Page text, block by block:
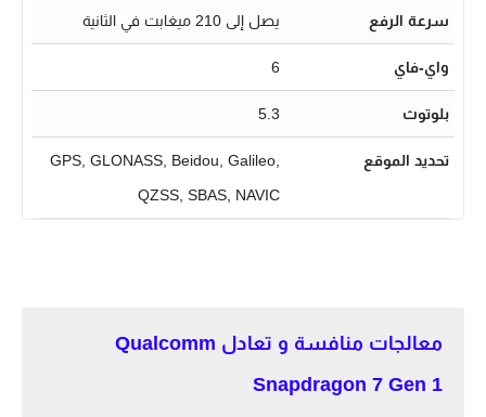
سرعة الرفع يصل إلى 210 ميغابت في الثانية
واي-فاي 6
بلوتوث 5.3
تحديد الموقع
GPS, GLONASS, Beidou, Galileo,
QZSS, SBAS, NAVIC
معالجات منافسة و تعادل Qualcomm
Snapdragon 7 Gen 1